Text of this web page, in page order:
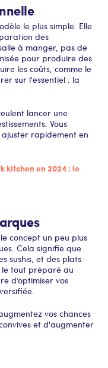
le plus simple. Elle
des
à manger, pas de
pour produire des
les coûts, comme le
sur l'essentiel : la
lancer une
Vous
rapidement en
kitchen en 2024 : le
concept un peu plus
Cela signifie que
sushis, et des plats
le tout préparé au
d’optimiser vos
vos chances
et d'augmenter